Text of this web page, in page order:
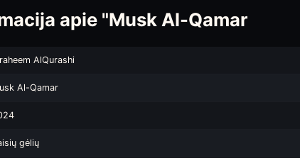
apie "Musk Al-Qamar
AlQurashi
Al-Qamar
gėlių